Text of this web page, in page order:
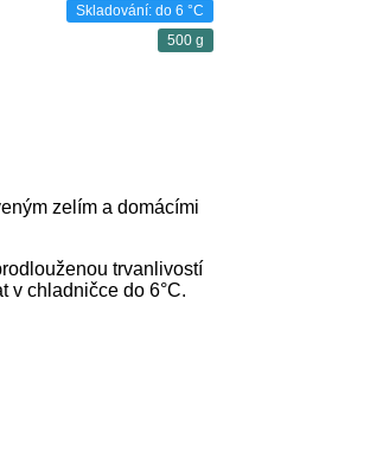
Skladování: do 6 °C
500 g
zelím a domácími
trvanlivostí
v chladničce do 6°C.